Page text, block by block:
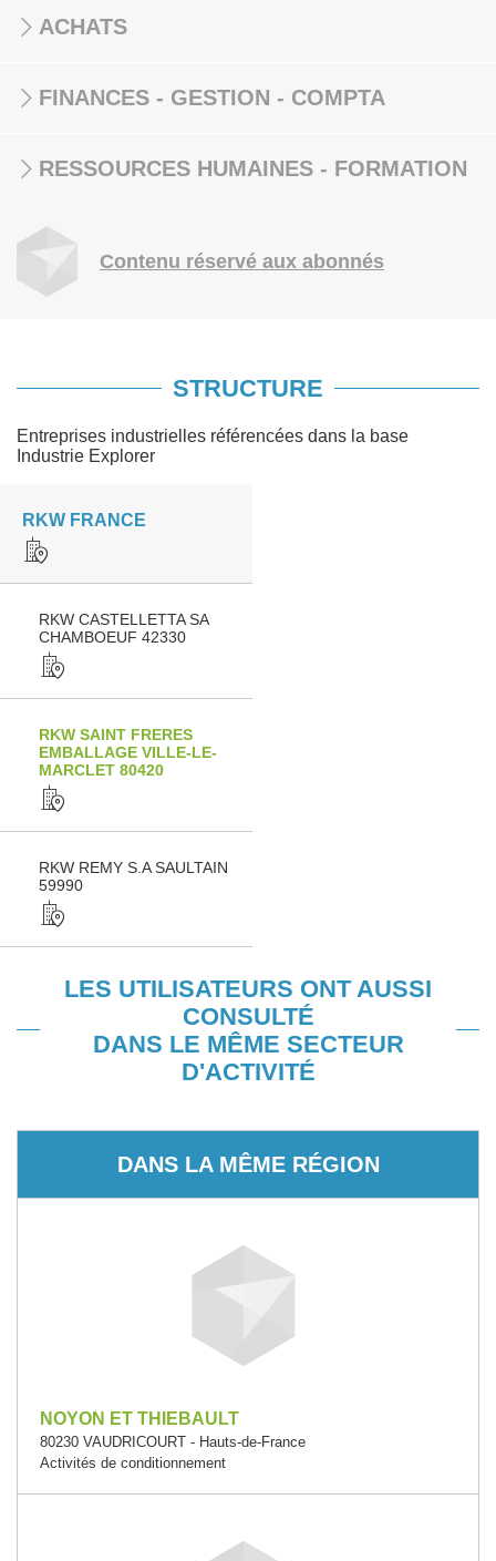
ACHATS
FINANCES - GESTION - COMPTA
RESSOURCES HUMAINES - FORMATION
Contenu réservé aux abonnés
STRUCTURE
Entreprises industrielles référencées dans la base
Industrie Explorer
RKW FRANCE
RKW CASTELLETTA SA
CHAMBOEUF 42330
RKW SAINT FRERES
EMBALLAGE VILLE-LE-
MARCLET 80420
RKW REMY S.A SAULTAIN
59990
LES UTILISATEURS ONT AUSSI
CONSULTÉ
DANS LE MÊME SECTEUR
D'ACTIVITÉ
DANS LA MÊME RÉGION
NOYON ET THIEBAULT
80230 VAUDRICOURT - Hauts-de-France
Activités de conditionnement